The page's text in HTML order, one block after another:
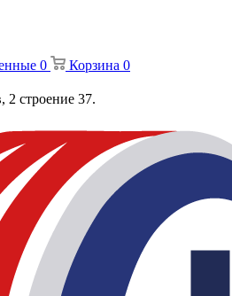
0 Корзина 0
2 строение 37.